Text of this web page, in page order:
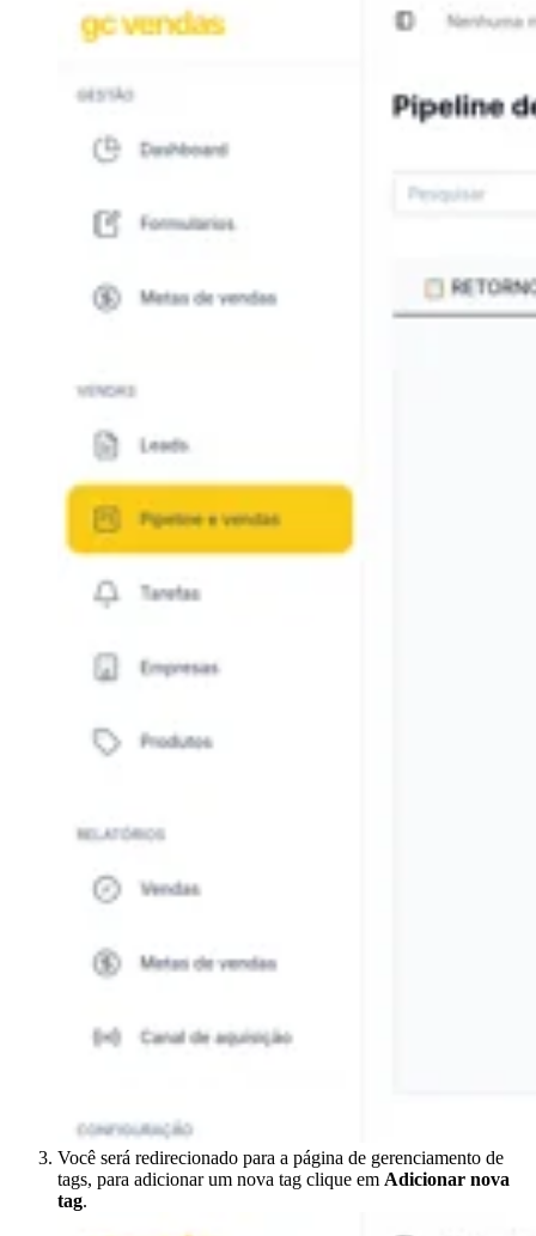
Você será redirecionado para a página de gerenciamento de
tags, para adicionar um nova tag clique em Adicionar nova
tag.